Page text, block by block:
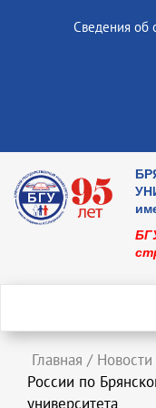
Сведения об
Главная / Новости
России по
университета